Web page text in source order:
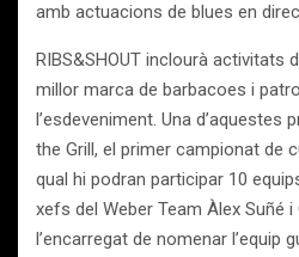
amb actuacions de blues en
RIBS&SHOUT inclourà activitats
millor marca de barbacoes i
l’esdeveniment. Una
the Grill, el primer campionat de
qual hi podran participar 10
xefs del Weber Team Àlex Suñé
l’encarregat de nomenar l’equip